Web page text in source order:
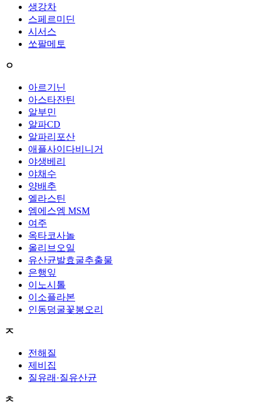
생강차
스페르미딘
시서스
쏘팔메토
ㅇ
아르기닌
아스타잔틴
알부민
알파CD
알파리포산
애플사이다비니거
야생베리
야채수
양배추
엘라스틴
엠에스엠 MSM
여주
옥타코사놀
올리브오일
유산균발효굴추출물
은행잎
이노시톨
이소플라본
인동덩굴꽃봉오리
ㅈ
전해질
제비집
질유래·질유산균
ㅊ